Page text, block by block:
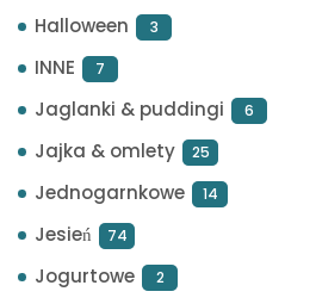
Halloween 3
INNE 7
Jaglanki & puddingi 6
Jajka & omlety 25
Jednogarnkowe 14
Jesień 74
Jogurtowe 2